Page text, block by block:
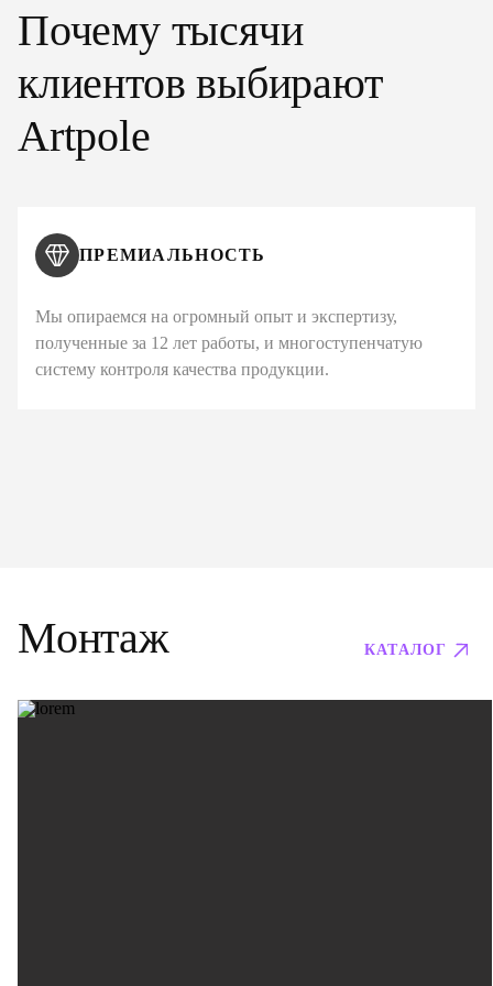
Почему тысячи
клиентов выбирают
Artpole
ПРЕМИАЛЬНОСТЬ
Мы опираемся на огромный опыт и экспертизу,
полученные за 12 лет работы, и многоступенчатую
систему контроля качества продукции.
Монтаж КАТАЛОГ